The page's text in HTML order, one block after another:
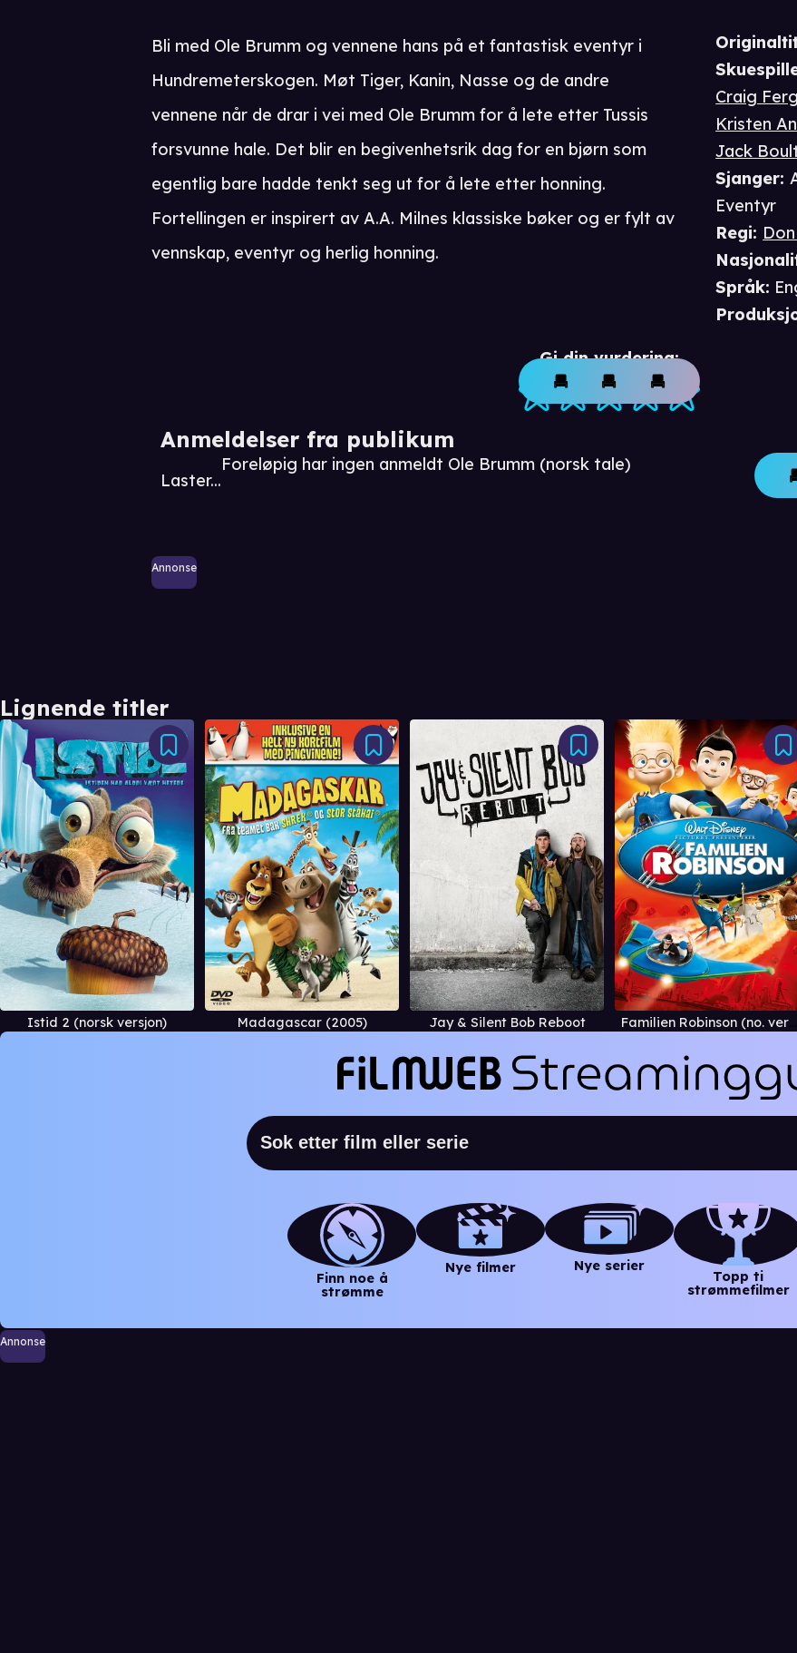
Gi din vurdering:
Anmeldelser fra publikum
Laster...
Foreløpig har ingen anmeldt Ole Brumm (norsk tale)
Annonse
Craig
Kristen
Jack
Sjanger:
Eventyr
Regi:
Språk:
Bli med Ole Brumm og vennene hans på et fantastisk eventyr i
Hundremeterskogen. Møt Tiger, Kanin, Nasse og de andre
vennene når de drar i vei med Ole Brumm for å lete etter Tussis
forsvunne hale. Det blir en begivenhetsrik dag for en bjørn som
egentlig bare hadde tenkt seg ut for å lete etter honning.
Fortellingen er inspirert av A.A. Milnes klassiske bøker og er fylt av
vennskap, eventyr og herlig honning.
Lignende titler
Istid 2 (norsk versjon) Madagascar (2005) Jay & Silent Bob Reboot Familien Robinson (no. versjon)
Finn noe å
strømme
Nye filmer Nye serier
Topp ti
strømmefilmer
Annonse